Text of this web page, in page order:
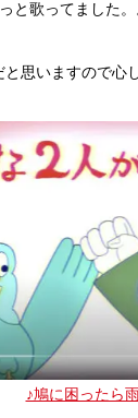
と歌ってました。
思いますので心
♪鳩に困ったら